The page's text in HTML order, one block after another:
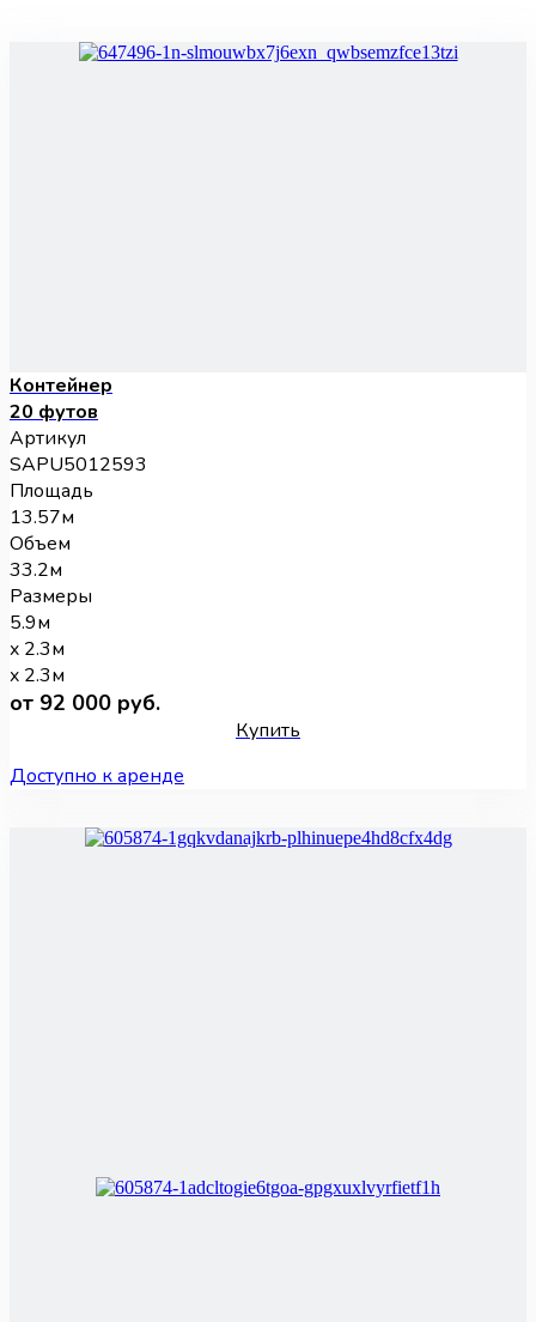
Контейнер
20 футов
Артикул
SAPU5012593
Площадь
13.57м
Объем
33.2м
Размеры
5.9м
x 2.3м
x 2.3м
от 92 000 руб.
Купить
Доступно к аренде